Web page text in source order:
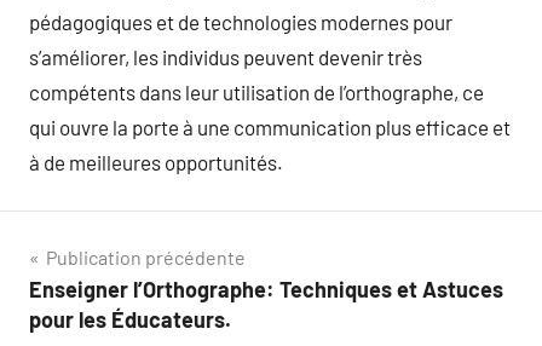
pédagogiques et de technologies modernes pour
s’améliorer, les individus peuvent devenir très
compétents dans leur utilisation de l’orthographe, ce
qui ouvre la porte à une communication plus efficace et
à de meilleures opportunités.
Navigation
de
Publication précédente
Enseigner l’Orthographe: Techniques et Astuces
pour les Éducateurs.